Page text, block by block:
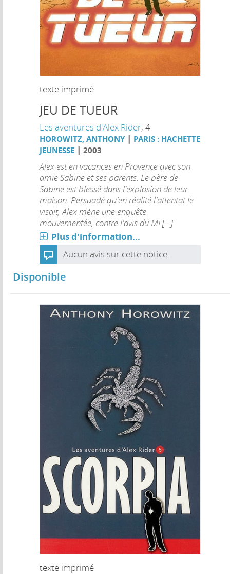
texte imprimé
JEU DE TUEUR
Les aventures d'Alex Rider, 4
HOROWITZ, ANTHONY | PARIS : HACHETTE
JEUNESSE |2003
Alex est en vacances en Provence avec son
amie Sabine et ses parents. Le père de
Sabine est blessé dans l'explosion de leur
maison. Persuadé qu'en réalité l'attentat le
visait, Alex mène une enquête
mouvementée, contre l'avis du MI [...]
Plus d'information...
Aucun avis sur cette notice.
Disponible
texte imprimé